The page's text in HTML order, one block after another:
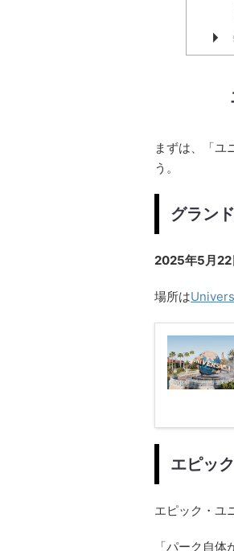
まずは、「ユ
う。
グラン
2025年5月22
場所は
エピッ
エピック・ユ
「パーク自